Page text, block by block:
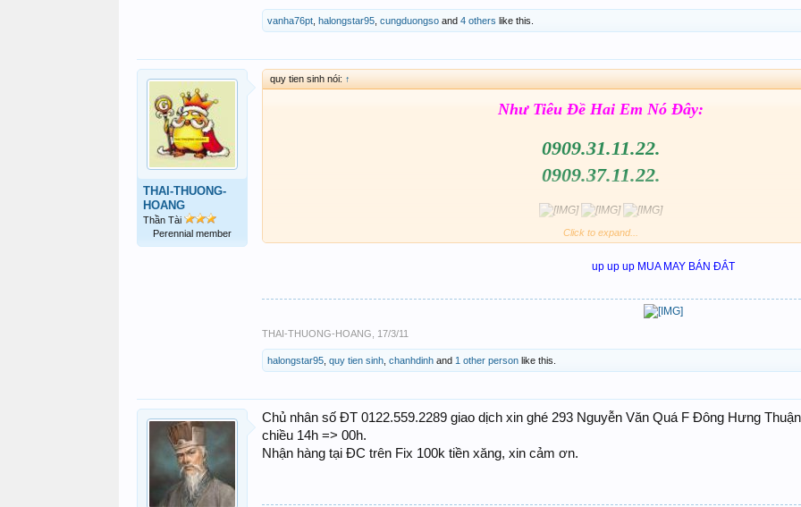
vanha76pt halongstar95 cungduongso and 4 others like this.
THAI-THUONG-
HOANG
Thần Tài
Perennial member
quy tien sinh nói: ↑
Như Tiêu Đề Hai Em Nó Đây:
0909.31.11.22.
0909.37.11.22.
Sim Zin Chưa KH.
Liên hệ:0902.535.999 yahoo nguyentien1080.
Click to expand...
up up up MUA MAY BÁN ĐẮT
THAI-THUONG-HOANG 17/3/11
halongstar95 quy tien sinh chanhdinh and 1 other person like this.
Chủ nhân số ĐT 0122.559.2289 giao dịch xin ghé 293 Nguyễn Văn Quá F Đông Hưng
chiều 14h => 00h.
Nhận hàng tại ĐC trên Fix 100k tiền xăng, xin cảm ơn.